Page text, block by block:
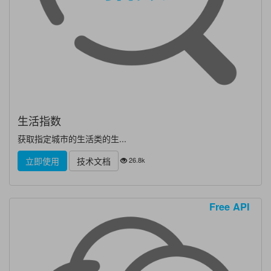
生活指数
获取指定城市的生活类的生...
立即使用
技术文档 26.8k
Free API